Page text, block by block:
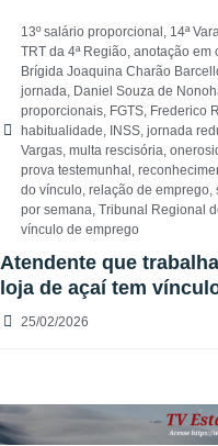
13º salário proporcional , 14ª
TRT da 4ª Região, anotação em
Brígida Joaquina Charão
jornada, Daniel Souza de
proporcionais, FGTS, Frederico
habitualidade, INSS, jornada
Vargas, multa rescisória,
prova testemunhal ,
do vínculo, relação de emprego,
por semana, Tribunal Regional
vínculo de emprego
Atendente que
loja de açaí tem
25/02/2026